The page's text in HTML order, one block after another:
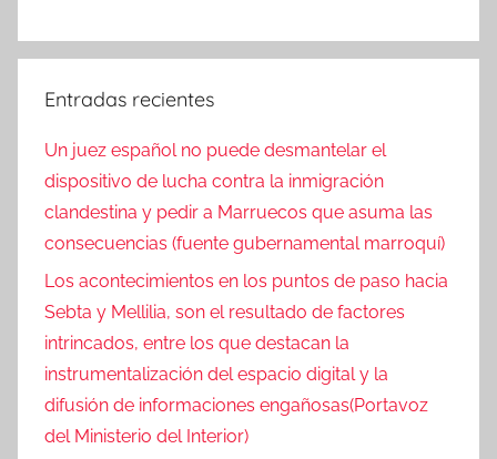
Entradas recientes
Un juez español no puede desmantelar el
dispositivo de lucha contra la inmigración
clandestina y pedir a Marruecos que asuma las
consecuencias (fuente gubernamental marroquí)
Los acontecimientos en los puntos de paso hacia
Sebta y Mellilia, son el resultado de factores
intrincados, entre los que destacan la
instrumentalización del espacio digital y la
difusión de informaciones engañosas(Portavoz
del Ministerio del Interior)